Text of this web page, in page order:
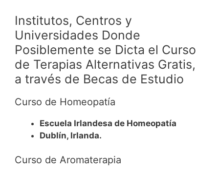
Institutos, Centros y
Universidades Donde
Posiblemente se Dicta el Curso
de Terapias Alternativas Gratis,
a través de Becas de Estudio
Curso de Homeopatía
Escuela Irlandesa de Homeopatía
Dublín, Irlanda.
Curso de Aromaterapia